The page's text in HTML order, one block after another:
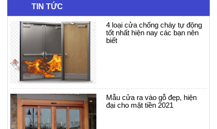
TIN TỨC
4 loại cửa chống cháy tự động
tốt nhất hiện nay các bạn nên
biết
Mẫu cửa ra vào gỗ đẹp, hiện
đại cho mặt tiền 2021